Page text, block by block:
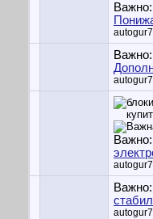
Важно:
Важно:
Важно:
Важно: